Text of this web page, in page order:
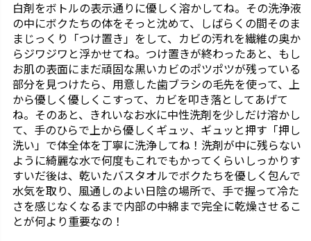
白剤をボトルの表示通りに優しく溶かしてね。その洗浄液
の中にボクたちの体をそっと沈めて、しばらくの間そのま
まじっくり「つけ置き」をして、カビの汚れを繊維の奥か
らジワジワと浮かせてね。つけ置きが終わったあと、もし
お肌の表面にまだ頑固な黒いカビのポツポツが残っている
部分を見つけたら、用意した歯ブラシの毛先を使って、上
から優しく優しくこすって、カビを叩き落としてあげて
ね。そのあと、きれいなお水に中性洗剤を少しだけ溶かし
て、手のひらで上から優しくギュッ、ギュッと押す「押し
洗い」で体全体を丁寧に洗浄してね！洗剤が中に残らない
ように綺麗な水で何度もこれでもかってくらいしっかりす
すいだ後は、乾いたバスタオルでボクたちを優しく包んで
水気を取り、風通しのよい日陰の場所で、手で握って冷た
さを感じなくなるまで内部の中綿まで完全に乾燥させるこ
とが何より重要なの！